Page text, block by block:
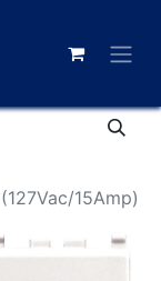
15Amp)